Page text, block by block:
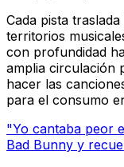
Cada pista
territorios
con profundidad
amplia circulación
hacer las
para el consumo
"Yo cantaba peor
Bad Bunny y